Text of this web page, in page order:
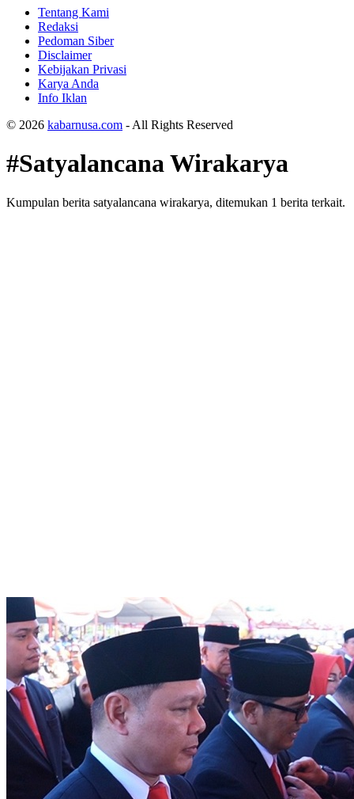
Tentang Kami
Redaksi
Pedoman Siber
Disclaimer
Kebijakan Privasi
Karya Anda
Info Iklan
© 2026 kabarnusa.com - All Rights Reserved
#Satyalancana Wirakarya
Kumpulan berita satyalancana wirakarya, ditemukan 1 berita terkait.